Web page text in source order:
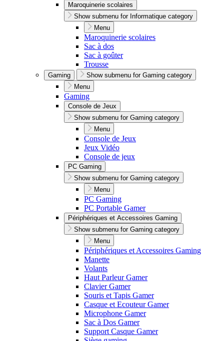
Maroquinerie scolaires
Show submenu for Informatique category
Menu
Maroquinerie scolaires
Sac à dos
Sac à goûter
Trousse
Gaming
Show submenu for Gaming category
Menu
Gaming
Console de Jeux
Show submenu for Gaming category
Menu
Console de Jeux
Jeux Vidéo
Console de jeux
PC Gaming
Show submenu for Gaming category
Menu
PC Gaming
PC Portable Gamer
Périphériques et Accessoires Gaming
Show submenu for Gaming category
Menu
Périphériques et Accessoires Gaming
Manette
Volants
Haut Parleur Gamer
Clavier Gamer
Souris et Tapis Gamer
Casque et Ecouteur Gamer
Microphone Gamer
Sac à Dos Gamer
Support Casque Gamer